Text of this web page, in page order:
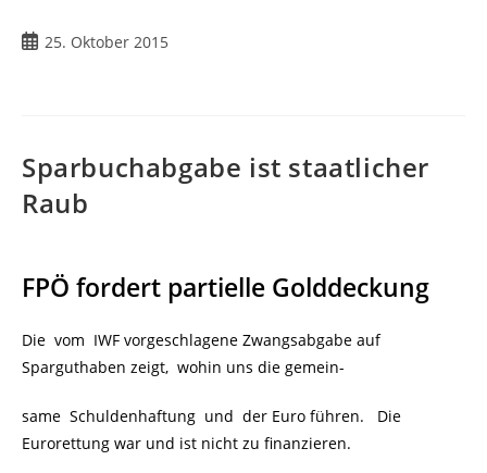
Beitrag
25. Oktober 2015
Sparbuchabgabe ist staatlicher
Raub
FPÖ fordert partielle Golddeckung
Die vom IWF vorgeschlagene Zwangsabgabe auf
Sparguthaben zeigt, wohin uns die gemein-
same Schuldenhaftung und der Euro führen. Die
Eurorettung war und ist nicht zu finanzieren.